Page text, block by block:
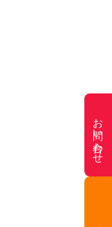
お問い合わせ